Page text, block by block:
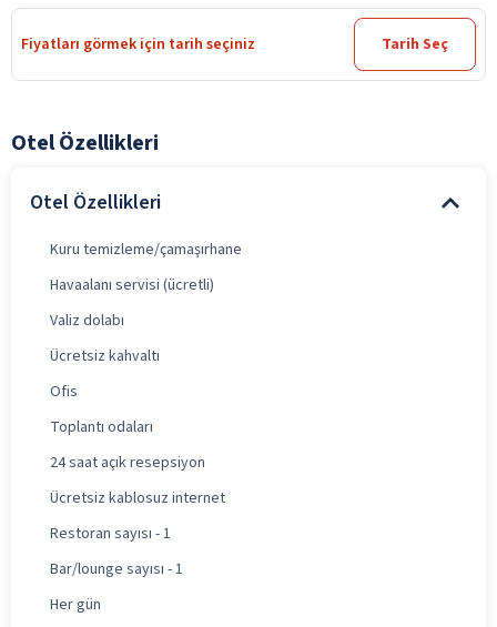
Fiyatları görmek için tarih seçiniz Tarih Seç
Otel Özellikleri
Otel Özellikleri
Kuru temizleme/çamaşırhane
Havaalanı servisi (ücretli)
Valiz dolabı
Ücretsiz kahvaltı
Ofis
Toplantı odaları
24 saat açık resepsiyon
Ücretsiz kablosuz internet
Restoran sayısı - 1
Bar/lounge sayısı - 1
Her gün